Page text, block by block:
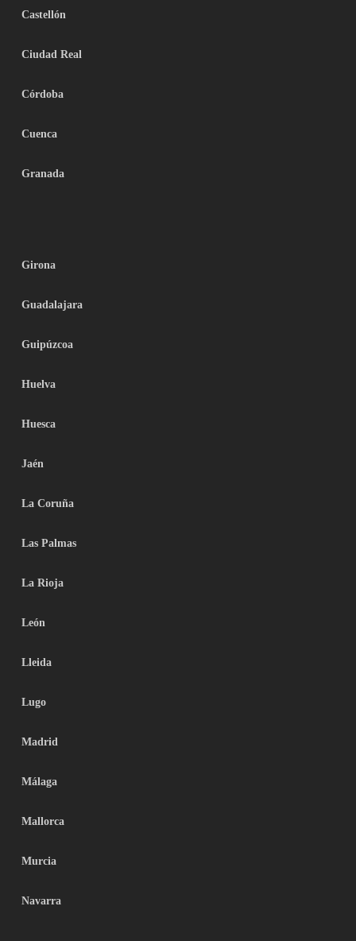
Castellón
Ciudad Real
Córdoba
Cuenca
Granada
Girona
Guadalajara
Guipúzcoa
Huelva
Huesca
Jaén
La Coruña
Las Palmas
La Rioja
León
Lleida
Lugo
Madrid
Málaga
Mallorca
Murcia
Navarra